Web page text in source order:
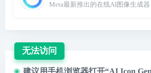
Meta最新推出的在线AI图像生成器
无法访问
建议用手机浏览器打开“AI Icon